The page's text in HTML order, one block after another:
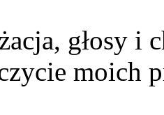
głosy i
moich